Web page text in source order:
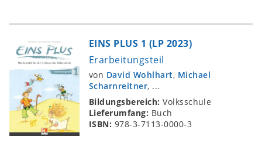
EINS PLUS 1 (LP 2023)
Erarbeitungsteil
von David Wohlhart, Michael
Scharnreitner, ...
Bildungsbereich:Volksschule
Lieferumfang: Buch
ISBN: 978-3-7113-0000-3